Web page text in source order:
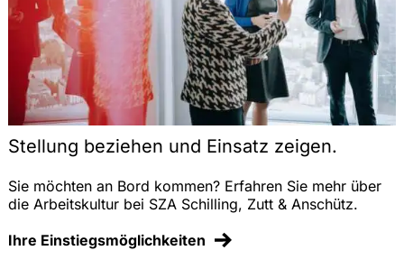
Stellung beziehen und Einsatz zeigen.
Sie möchten an Bord kommen? Erfahren Sie mehr über
die Arbeitskultur bei SZA Schilling, Zutt & Anschütz.
Ihre Einstiegsmöglichkeiten